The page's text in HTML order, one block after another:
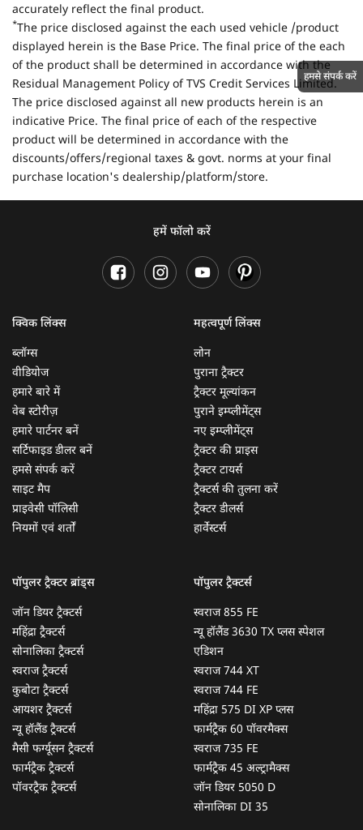
accurately reflect the final product.
*The price disclosed against the each used vehicle /product
displayed herein is the Base Price. The final price of the each
of the product shall be determined in accordance with the
Residual Management Policy of TVS Credit Services Limited.
The price disclosed against all new products herein is an
indicative Price. The final price of each of the respective
product will be determined in accordance with the
discounts/offers/regional taxes & govt. norms at your final
purchase location's dealership/platform/store.
हमें फॉलो करें
क्विक लिंक्स
ब्लॉग्स
वीडियोज
हमारे बारे में
वेब स्टोरीज़
हमारे पार्टनर बनें
सर्टिफाइड डीलर बनें
हमसे संपर्क करें
साइट मैप
प्राइवेसी पॉलिसी
नियमों एवं शर्तों
महत्वपूर्ण लिंक्स
लोन
पुराना ट्रैक्टर
ट्रैक्टर मूल्यांकन
पुराने इम्प्लीमेंट्स
नए इम्प्लीमेंट्स
ट्रैक्टर की प्राइस
ट्रैक्टर टायर्स
ट्रैक्टर्स की तुलना करें
ट्रैक्टर डीलर्स
हार्वेस्टर्स
पॉपुलर ट्रैक्टर ब्रांड्स
जॉन डियर ट्रैक्टर्स
महिंद्रा ट्रैक्टर्स
सोनालिका ट्रैक्टर्स
स्वराज ट्रैक्टर्स
कुबोटा ट्रैक्टर्स
आयशर ट्रैक्टर्स
न्यू हॉलैंड ट्रैक्टर्स
मैसी फर्ग्यूसन ट्रैक्टर्स
फार्मट्रैक ट्रैक्टर्स
पॉवरट्रैक ट्रैक्टर्स
पॉपुलर ट्रैक्टर्स
स्वराज 855 FE
न्यू हॉलैंड 3630 TX प्लस स्पेशल
एडिशन
स्वराज 744 XT
स्वराज 744 FE
महिंद्रा 575 DI XP प्लस
फार्मट्रैक 60 पॉवरमैक्स
स्वराज 735 FE
फार्मट्रैक 45 अल्ट्रामैक्स
जॉन डियर 5050 D
सोनालिका DI 35
हमसे संपर्क करें